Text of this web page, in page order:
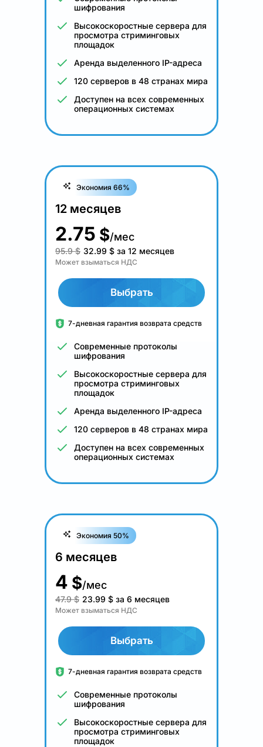
шифрования
Высокоскоростные сервера для
просмотра стриминговых
площадок
Аренда выделенного IP-адреса
120 серверов в 48 странах мира
Доступен на всех современных
операционных системах
Экономия 66%
12 месяцев
2.75 $/мес
95.9 $ 32.99 $ за 12 месяцев
Может взыматься НДС
Выбрать
7-дневная гарантия возврата средств
Современные протоколы
шифрования
Высокоскоростные сервера для
просмотра стриминговых
площадок
Аренда выделенного IP-адреса
120 серверов в 48 странах мира
Доступен на всех современных
операционных системах
Экономия 50%
6 месяцев
4 $/мес
47.9 $ 23.99 $ за 6 месяцев
Может взыматься НДС
Выбрать
7-дневная гарантия возврата средств
Современные протоколы
шифрования
Высокоскоростные сервера для
просмотра стриминговых
площадок